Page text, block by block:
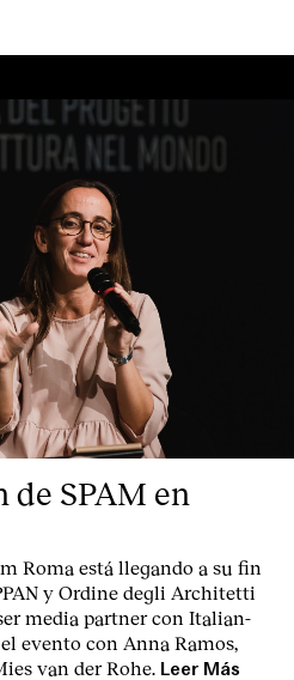
SPAM en
Roma está llegando a su fin
y Ordine degli Architetti
media partner con Italian-
evento con Anna Ramos,
van der Rohe.
Leer Más